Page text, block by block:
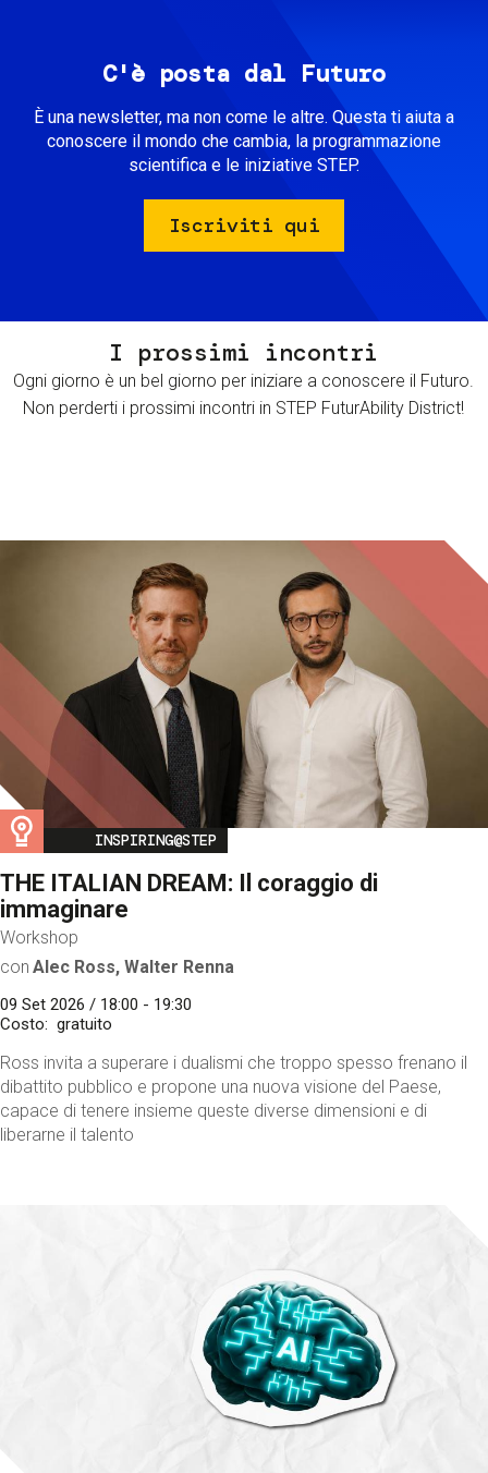
C'è posta dal Futuro
È una newsletter, ma non come le altre. Questa ti aiuta a
conoscere il mondo che cambia, la programmazione
scientifica e le iniziative STEP.
Iscriviti qui
I prossimi incontri
Ogni giorno è un bel giorno per iniziare a conoscere il Futuro.
Non perderti i prossimi incontri in STEP FuturAbility District!
Image
INSPIRING@STEP
THE ITALIAN DREAM: Il coraggio di
immaginare
Workshop
con Alec Ross, Walter Renna
09 Set 2026 / 18:00 - 19:30
Costo
gratuito
Ross invita a superare i dualismi che troppo spesso frenano il
dibattito pubblico e propone una nuova visione del Paese,
capace di tenere insieme queste diverse dimensioni e di
liberarne il talento